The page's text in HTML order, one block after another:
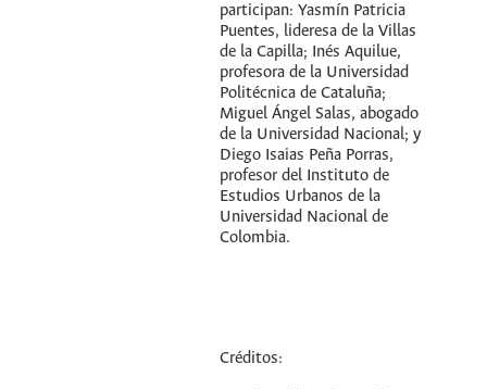
participan: Yasmín Patricia
Puentes, lideresa de la Villas
de la Capilla; Inés Aquilue,
profesora de la Universidad
Politécnica de Cataluña;
Miguel Ángel Salas, abogado
de la Universidad Nacional; y
Diego Isaias Peña Porras,
profesor del Instituto de
Estudios Urbanos de la
Universidad Nacional de
Colombia.
Créditos: